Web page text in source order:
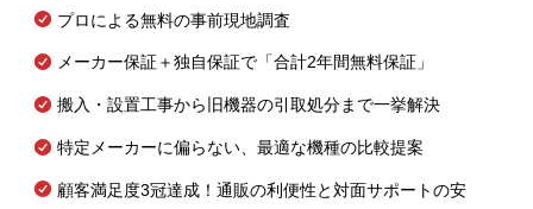
プロによる無料の事前現地調査
メーカー保証＋独自保証で「合計2年間無料保証」
搬入・設置工事から旧機器の引取処分まで一挙解決
特定メーカーに偏らない、最適な機種の比較提案
顧客満足度3冠達成！通販の利便性と対面サポートの安